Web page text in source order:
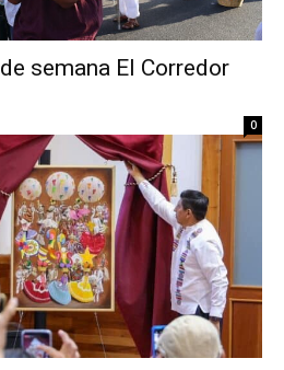
semana El Corredor
0